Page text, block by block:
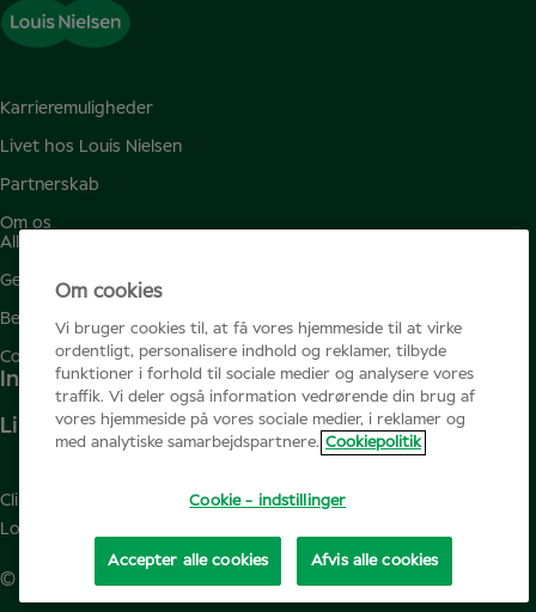
Karrieremuligheder
Livet hos Louis Nielsen
Partnerskab
Om os
Alle jobs
Gemte jobs
Beskyttelse af personlige oplysninger
Cookiepolitik
Instagram
Linkedin
Clinicalconference.eu
Louisnielsen.dk
© Specsavers
Om cookies
Vi bruger cookies til, at få vores hjemmeside til at virke
ordentligt, personalisere indhold og reklamer, tilbyde
funktioner i forhold til sociale medier og analysere vores
traffik. Vi deler også information vedrørende din brug af
vores hjemmeside på vores sociale medier, i reklamer og
med analytiske samarbejdspartnere. Cookiepolitik
Cookie - indstillinger
Afvis alle cookies
Accepter alle cookies